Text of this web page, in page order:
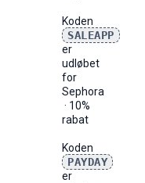
Koden
SALEAPP
er
udløbet
for
Sephora
· 10%
rabat
Koden
PAYDAY
er